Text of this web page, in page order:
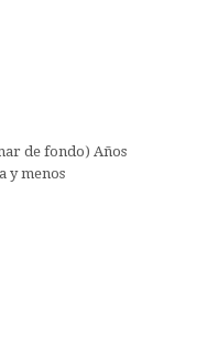
de fondo) Años
y menos